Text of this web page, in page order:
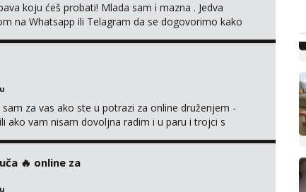
koju ćeš probati! Mlada sam i mazna . Jedva
na Whatsapp ili Telagram da se dogovorimo kako
za vas ako ste u potrazi za online druženjem -
ako vam nisam dovoljna radim i u paru i trojci s
️‍🔥 online za